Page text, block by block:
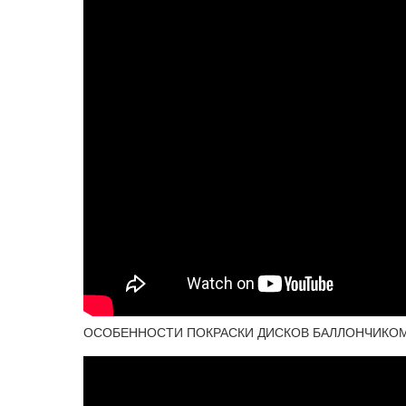
ОСОБЕННОСТИ ПОКРАСКИ ДИСКОВ